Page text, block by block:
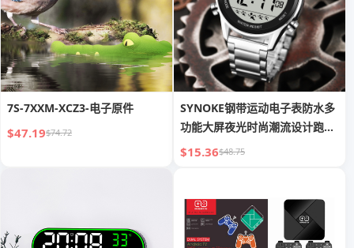
7S-7XXM-XCZ3-电子原件
$47.19$74.72
SYNOKE钢带运动电子表防水多
功能大屏夜光时尚潮流设计跑秒
闹铃
$15.36$48.75